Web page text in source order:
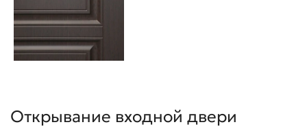
Открывание входной двери